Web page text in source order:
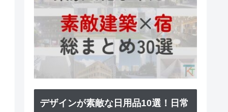
デザインが素敵な日用品10選！日常